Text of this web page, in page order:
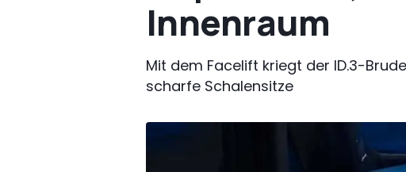
Innenraum
Mit dem Facelift kriegt der ID.3-
scharfe Schalensitze